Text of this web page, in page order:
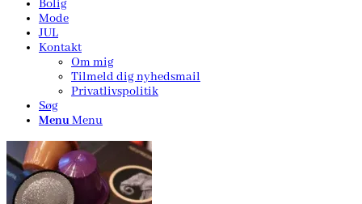
Bolig
Mode
JUL
Kontakt
Om mig
Tilmeld dig nyhedsmail
Privatlivspolitik
Søg
MenuMenu